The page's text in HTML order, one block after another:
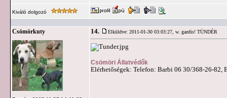
Kiváló dolgozó
Csömörkuty 14. Elküldve: 2011-01-30 03:03:27, w. gazdis! TÜNDÉR
Csömöri Állatvédők
Elérhetőségek: Telefon: Barbi 06 30/368-26-82,